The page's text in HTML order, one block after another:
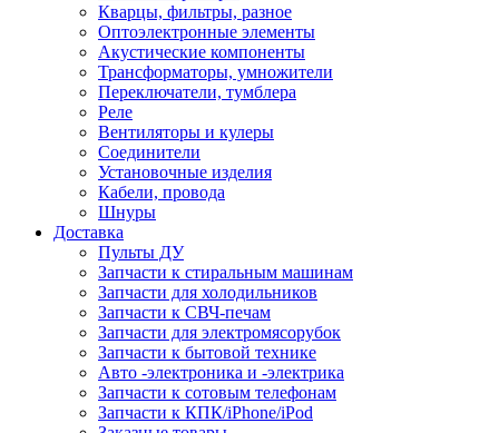
Кварцы, фильтры, разное
Оптоэлектронные элементы
Акустические компоненты
Трансформаторы, умножители
Переключатели, тумблера
Реле
Вентиляторы и кулеры
Соединители
Установочные изделия
Кабели, провода
Шнуры
Доставка
Пульты ДУ
Запчасти к стиральным машинам
Запчасти для холодильников
Запчасти к СВЧ-печам
Запчасти для электромясорубок
Запчасти к бытовой технике
Авто -электроника и -электрика
Запчасти к сотовым телефонам
Запчасти к КПК/iPhone/iPod